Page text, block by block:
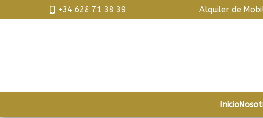
+34 628 71 38 39 Alquiler de
Inicio